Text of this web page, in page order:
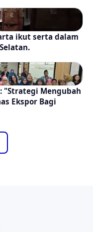
ikut serta dalam
"Strategi Mengubah
Ekspor Bagi